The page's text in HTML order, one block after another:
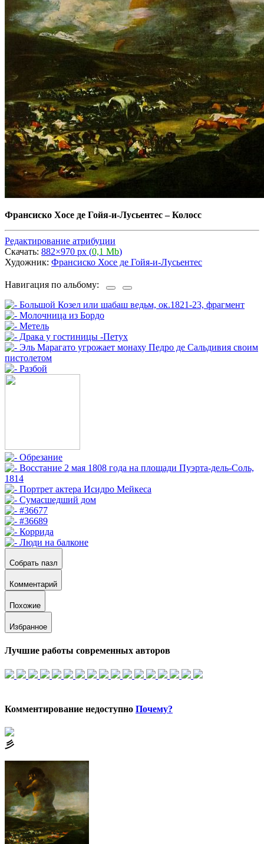
Франсиско Хосе де Гойя-и-Лусьентес–Колосс
Редактирование атрибуции
Скачать: 882×970 px (0,1 Mb)
Художник: Франсиско Хосе де Гойя-и-Лусьентес
Навигация по альбому:
Собрать пазл
Комментарий
Похожие
Избранное
Лучшие работы современных авторов
Комментирование недоступно Почему?
⼺